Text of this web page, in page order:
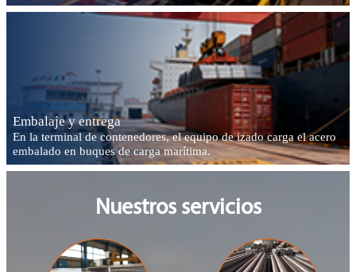
Embalaje y entrega
En la terminal de contenedores, el equipo de izado carga el acero
embalado en buques de carga marítima.
Nuestros servicios